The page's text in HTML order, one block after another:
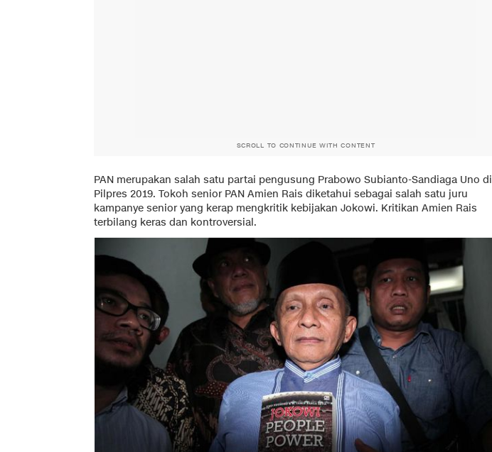
SCROLL TO CONTINUE WITH CONTENT
PAN merupakan salah satu partai pengusung Prabowo Subianto-Sandiaga Uno di
Pilpres 2019. Tokoh senior PAN Amien Rais diketahui sebagai salah satu juru
kampanye senior yang kerap mengkritik kebijakan Jokowi. Kritikan Amien Rais
terbilang keras dan kontroversial.